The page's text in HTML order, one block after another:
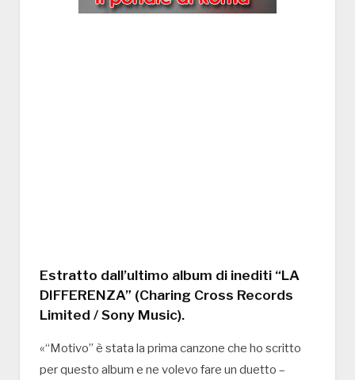
Estratto dall’ultimo album di inediti “LA
DIFFERENZA” (Charing Cross Records
Limited / Sony Music).
«“Motivo” è stata la prima canzone che ho scritto
per questo album e ne volevo fare un duetto –